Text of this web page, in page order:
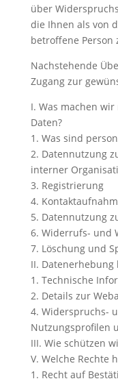
über
die Ihnen als von
betroffene Person
Nachstehende
Zugang zur
I. Was machen
Daten?
1. Was sind
2. Datennutzung
interner
3. Registrierung
4.
5. Datennutzung
6. Widerrufs- und
7. Löschung und
II. Datenerhebung
1. Technische
2. Details zur
4. Widerspruchs-
Nutzungsprofilen
III. Wie schützen
V. Welche Rechte
1. Recht auf